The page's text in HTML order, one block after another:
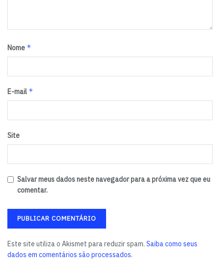
Nome *
E-mail *
Site
Salvar meus dados neste navegador para a próxima vez que eu
comentar.
Este site utiliza o Akismet para reduzir spam. Saiba como seus
dados em comentários são processados.